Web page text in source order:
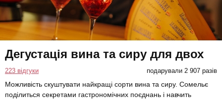
Дегустація вина та сиру для двох
223 відгуки подарували 2 907 разів
Можливість скуштувати найкращі сорти вина та сиру. Сомельє
поділиться секретами гастрономічних поєднань і навчить